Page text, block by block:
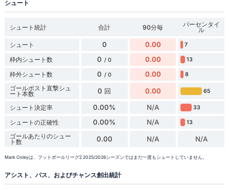
シュート
シュート統計 合計 90分毎 パーセンタイ
ル
シュート
0 0.00 7
枠内シュート数 0 / 0 0.00 13
枠外シュート数 0 / 0 0.00 8
ゴールポスト直撃シュ
ート本数 0 回 0.00 65
シュート決定率 0.00% N/A 33
シュートの正確性 0.00% N/A 13
ゴールあたりのシュー
ト数 0.00 N/A N/A
Mark Oxleyは、フットボールリーグ2 2025/2026シーズンではまだ一度もシュートしていません。
アシスト、パス、およびチャンス創出統計